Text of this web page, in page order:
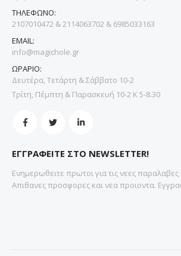
ΤΗΛΕΦΩΝΟ:
2107010472 & 2114063702 & 6985033163
EMAIL:
info@magichole.gr
ΩΡΑΡΙΟ:
Δευτέρα, Τετάρτη & Σάββατο 10-2
Τρίτη, Πέμπτη & Παρασκευή 10-2 Κ 5-8.30
ΕΓΓΡΑΦΕΙΤΕ ΣΤΟ NEWSLETTER!
Ενημερωθειτε πρωτοι για τις νεες παραλαβες
Απιθανες προσφορες και νεα προιοντα.